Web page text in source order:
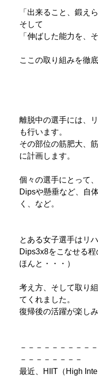
「出来ること、鍛え
そして
「伸ばした能力を、
ここの取り組みを徹
離脱中の選手には、
も行います。
その部位の筋肥大、
に計画します。
個々の選手にとって
Dipsや懸垂など、自
く、など。
とある女子選手はリ
Dips3x8をこなせる
ほんと・・・）
考え方、そして取り
てくれました。
復帰後の活躍が楽し
－－－－－－－－－
－－－－－－－－
最近、HIIT（High